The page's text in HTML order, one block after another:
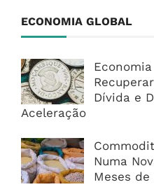
ECONOMIA GLOBAL
Dívida e
Aceleração
Numa
Meses